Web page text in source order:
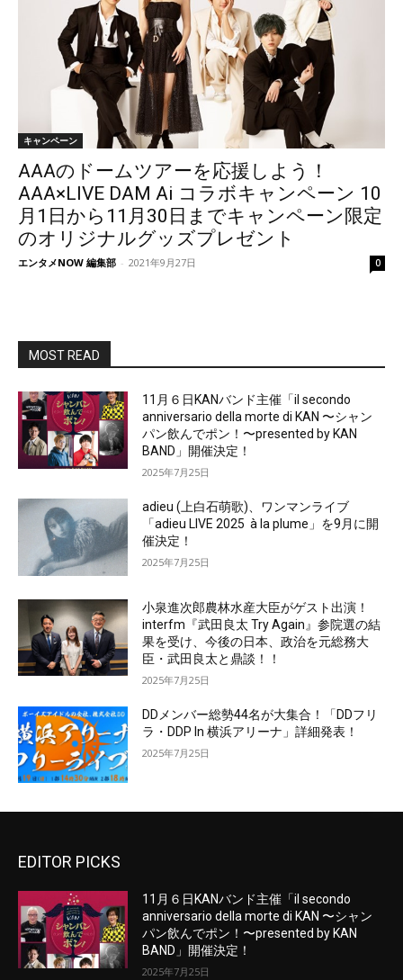
キャンペーン
AAAのドームツアーを応援しよう！
AAA×LIVE DAM Ai コラボキャンペーン 10
月1日から11月30日までキャンペーン限定
のオリジナルグッズプレゼント
エンタメNOW 編集部 - 2021年9月27日 0
MOST READ
11月６日KANバンド主催「il secondo
anniversario della morte di KAN 〜シャン
パン飲んでポン！〜presented by KAN
BAND」開催決定！
2025年7月25日
adieu (上白石萌歌)、ワンマンライブ
「adieu LIVE 2025 à la plume」を9月に開
催決定！
2025年7月25日
小泉進次郎農林水産大臣がゲスト出演！
interfm『武田良太 Try Again』参院選の結
果を受け、今後の日本、政治を元総務大
臣・武田良太と鼎談！！
2025年7月25日
DDメンバー総勢44名が大集合！「DDフリ
ラ・DDP In 横浜アリーナ」詳細発表！
2025年7月25日
EDITOR PICKS
11月６日KANバンド主催「il secondo
anniversario della morte di KAN 〜シャン
パン飲んでポン！〜presented by KAN
BAND」開催決定！
2025年7月25日